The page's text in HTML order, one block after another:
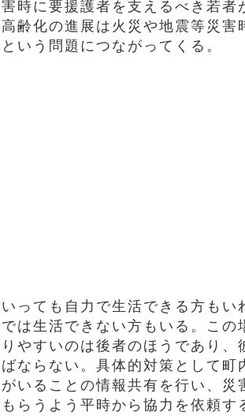
時に要援護者を支えるべき若者
齢化の進展は火災や地震等災害
いう問題につながってくる。
っても自力で生活できる方もい
は生活できない方もいる。この
やすいのは後者のほうであり、
ならない。具体的対策として町
いることの情報共有を行い、災
らうよう平時から協力を依頼す